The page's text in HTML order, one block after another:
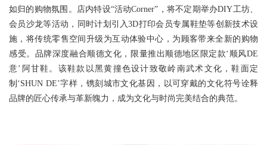
如归的购物氛围。店内特设“活动Corner”，将不定期举办DIY工坊、
会员沙龙等活动，同时计划引入3D打印会员专属鞋垫等创新技术设
施，将传统零售空间升级为互动体验中心，为顾客带来全新的购物
感受。品牌深度融合顺德文化，限量推出顺德地区限定款‘顺风DE
意’阿甘鞋。该鞋款以黑黄撞色设计致敬岭南武术文化，鞋面定
制‘SHUN DE’字样，镌刻城市文化基因，以可穿戴的文化符号诠释
品牌的匠心传承与革新魄力，成为文化与时尚完美结合的典范。